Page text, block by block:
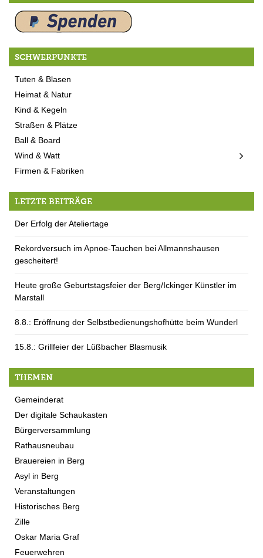
SCHWERPUNKTE
Tuten & Blasen
Heimat & Natur
Kind & Kegeln
Straßen & Plätze
Ball & Board
Wind & Watt
Firmen & Fabriken
LETZTE BEITRÄGE
Der Erfolg der Ateliertage
Rekordversuch im Apnoe-Tauchen bei Allmannshausen
gescheitert!
Heute große Geburtstagsfeier der Berg/Ickinger Künstler im
Marstall
8.8.: Eröffnung der Selbstbedienungshofhütte beim Wunderl
15.8.: Grillfeier der Lüßbacher Blasmusik
THEMEN
Gemeinderat
Der digitale Schaukasten
Bürgerversammlung
Rathausneubau
Brauereien in Berg
Asyl in Berg
Veranstaltungen
Historisches Berg
Zille
Oskar Maria Graf
Feuerwehren